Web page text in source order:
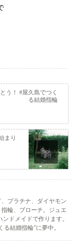
う！ #屋久島でつく
る結婚指輪
>>
まり
プラチナ、ダイヤモン
輪、ブローチ。ジュエ
ドメイドで作ります。
結婚指輪”に夢中。